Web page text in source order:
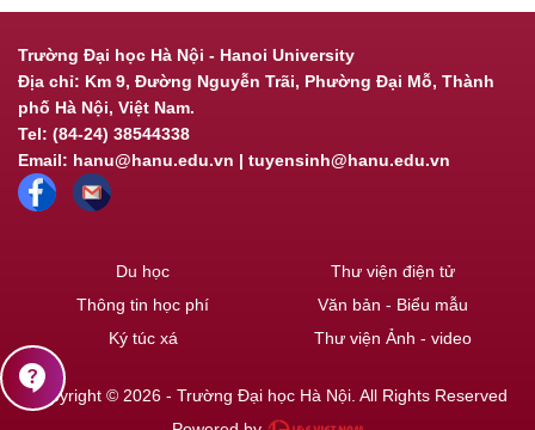
Trường Đại học Hà Nội - Hanoi University
Địa chỉ: Km 9, Đường Nguyễn Trãi, Phường Đại Mỗ, Thành
phố Hà Nội, Việt Nam.
Tel: (84-24) 38544338
Email: hanu@hanu.edu.vn | tuyensinh@hanu.edu.vn
Du học
Thông tin học phí
Ký túc xá
Thư viện điện tử
Văn bản - Biểu mẫu
Thư viện Ảnh - video
Copyright © 2026 - Trường Đại học Hà Nội. All Rights Reserved
contact_support